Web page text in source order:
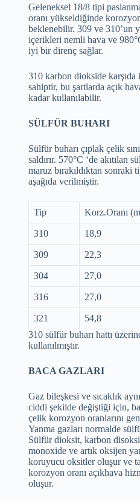
Geleneksel 18/8 tipi
oranı yükseldiğinde korozyon
beklenebilir. 309 ve 310’un
içerikleri nemli hava ve
iyi bir direnç sağlar.
310 karbon diokside karşıda
sahiptir, bu şartlarda açık
kadar kullanılabilir.
SÜLFÜR BUHARI
Sülfür buharı çıplak çelik
saldırır. 570°C ‘de akıtılan
maruz bırakıldıktan sonraki
aşağıda verilmiştir.
Tip Korz.Oranı
310 18,9
309 22,3
304 27,0
316 27,0
321
54,8
310 sülfür buharı hattı
kullanılmıştır.
BACA GAZLARI
Gaz bileşkesi ve sıcaklık
ciddi şekilde değiştiği için,
çelik korozyon oranlarını
Yanma gazları normalde
Sülfür dioksit, karbon
monoxide ve artık oksijen
koruyucu oksitler oluşur ve
korozyon oranı açıkhava
oluşur.